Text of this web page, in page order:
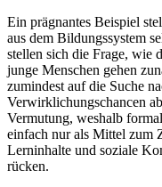
Ein prägnantes Beispiel
aus dem Bildungssystem
stellen sich die Frage, wie
junge Menschen gehen
zumindest auf die Suche
Verwirklichungschancen
Vermutung, weshalb
einfach nur als Mittel zum
Lerninhalte und soziale
rücken.